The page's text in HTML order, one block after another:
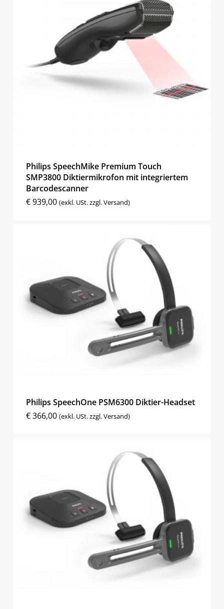
Philips SpeechMike Premium Touch
SMP3800 Diktiermikrofon mit integriertem
Barcodescanner
€939,00 (exkl. USt. zzgl. Versand)
Philips SpeechOne PSM6300 Diktier-Headset
€366,00 (exkl. USt. zzgl. Versand)